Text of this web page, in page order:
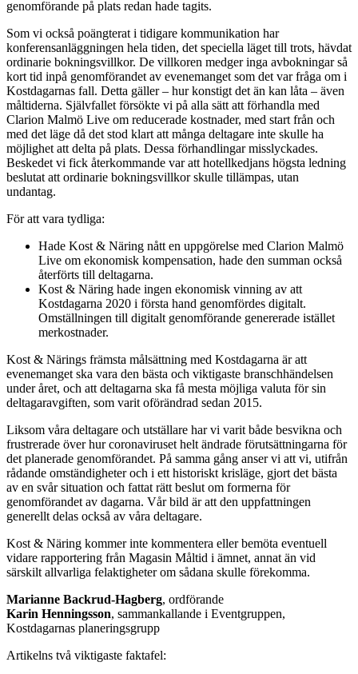
genomförande på plats redan hade tagits.
Som vi också poängterat i tidigare kommunikation har
konferensanläggningen hela tiden, det speciella läget till trots, hävdat
ordinarie bokningsvillkor. De villkoren medger inga avbokningar så
kort tid inpå genomförandet av evenemanget som det var fråga om i
Kostdagarnas fall. Detta gäller – hur konstigt det än kan låta – även
måltiderna. Självfallet försökte vi på alla sätt att förhandla med
Clarion Malmö Live om reducerade kostnader, med start från och
med det läge då det stod klart att många deltagare inte skulle ha
möjlighet att delta på plats. Dessa förhandlingar misslyckades.
Beskedet vi fick återkommande var att hotellkedjans högsta ledning
beslutat att ordinarie bokningsvillkor skulle tillämpas, utan
undantag.
För att vara tydliga:
Hade Kost & Näring nått en uppgörelse med Clarion Malmö
Live om ekonomisk kompensation, hade den summan också
återförts till deltagarna.
Kost & Näring hade ingen ekonomisk vinning av att
Kostdagarna 2020 i första hand genomfördes digitalt.
Omställningen till digitalt genomförande genererade istället
merkostnader.
Kost & Närings främsta målsättning med Kostdagarna är att
evenemanget ska vara den bästa och viktigaste branschhändelsen
under året, och att deltagarna ska få mesta möjliga valuta för sin
deltagaravgiften, som varit oförändrad sedan 2015.
Liksom våra deltagare och utställare har vi varit både besvikna och
frustrerade över hur coronaviruset helt ändrade förutsättningarna för
det planerade genomförandet. På samma gång anser vi att vi, utifrån
rådande omständigheter och i ett historiskt krisläge, gjort det bästa
av en svår situation och fattat rätt beslut om formerna för
genomförandet av dagarna. Vår bild är att den uppfattningen
generellt delas också av våra deltagare.
Kost & Näring kommer inte kommentera eller bemöta eventuell
vidare rapportering från Magasin Måltid i ämnet, annat än vid
särskilt allvarliga felaktigheter om sådana skulle förekomma.
Marianne Backrud-Hagberg, ordförande
Karin Henningsson, sammankallande i Eventgruppen,
Kostdagarnas planeringsgrupp
Artikelns två viktigaste faktafel: